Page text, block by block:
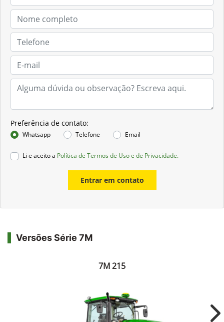
Preferência de contato:
Whatsapp Telefone Email
Li e aceito a Política de Termos de Uso e de Privacidade.
Entrar em contato
Versões Série 7M
7M 215